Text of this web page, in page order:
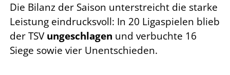
Die Bilanz der Saison unterstreicht die starke
Leistung eindrucksvoll: In 20 Ligaspielen blieb
der TSVungeschlagen und verbuchte 16
Siege sowie vier Unentschieden.